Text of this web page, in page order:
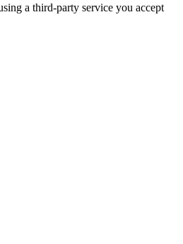
a third-party service you accept